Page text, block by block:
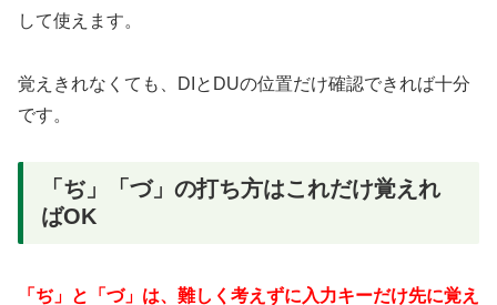
して使えます。
覚えきれなくても、DIとDUの位置だけ確認できれば十分
です。
「ぢ」「づ」の打ち方はこれだけ覚えれ
ばOK
「ぢ」と「づ」は、難しく考えずに入力キーだけ先に覚え